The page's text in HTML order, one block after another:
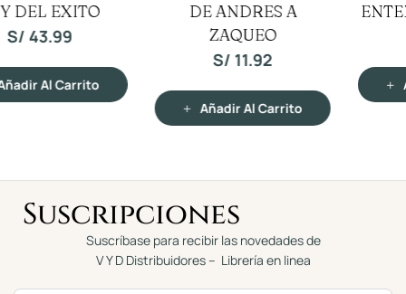
a
l
r
o
o
ENTENDER LA BIBLIA
Añadir Al Carrito
a
l
o
r
o
0
e
YOGA DEL BHAGAVAD
Añadir Al Carrito
Suscripciones
Suscríbase para recibir las novedades de
V Y D Distribuidores – Librería en linea